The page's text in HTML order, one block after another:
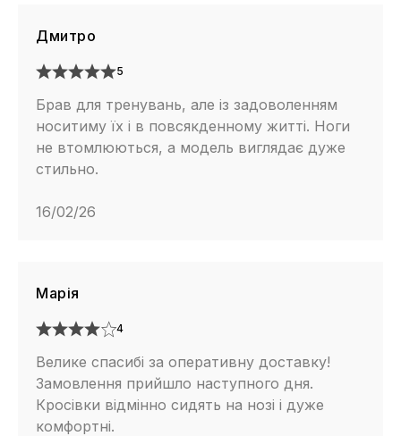
Дмитро
5
Брав для тренувань, але із задоволенням
носитиму їх і в повсякденному житті. Ноги
не втомлюються, а модель виглядає дуже
стильно.
16/02/26
Марія
4
Велике спасибі за оперативну доставку!
Замовлення прийшло наступного дня.
Кросівки відмінно сидять на нозі і дуже
комфортні.